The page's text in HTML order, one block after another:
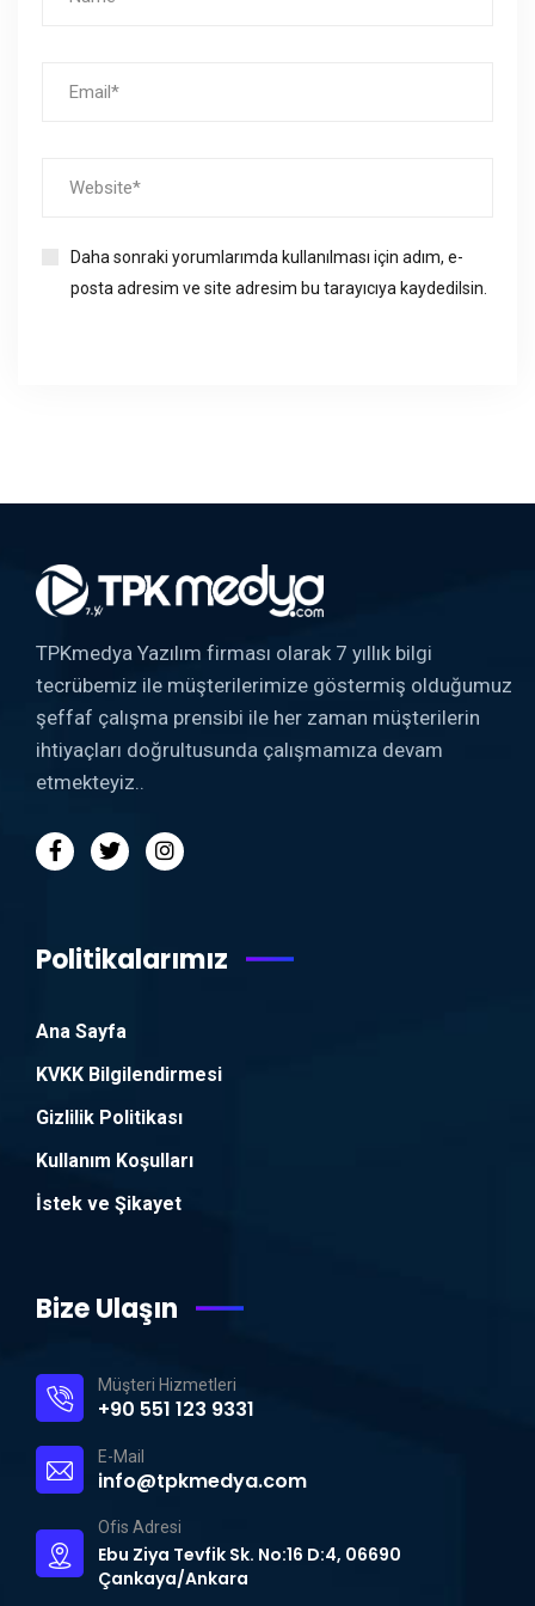
Daha sonraki yorumlarımda kullanılması için adım, e-
posta adresim ve site adresim bu tarayıcıya kaydedilsin.
TPKmedya Yazılım firması olarak 7 yıllık bilgi
tecrübemiz ile müşterilerimize göstermiş olduğumuz
şeffaf çalışma prensibi ile her zaman müşterilerin
ihtiyaçları doğrultusunda çalışmamıza devam
etmekteyiz..
Politikalarımız
Ana Sayfa
KVKK Bilgilendirmesi
Gizlilik Politikası
Kullanım Koşulları
İstek ve Şikayet
Bize Ulaşın
Müşteri Hizmetleri
+90 551 123 9331
E-Mail
info@tpkmedya.com
Ofis Adresi
Ebu Ziya Tevfik Sk. No:16 D:4, 06690
Çankaya/Ankara